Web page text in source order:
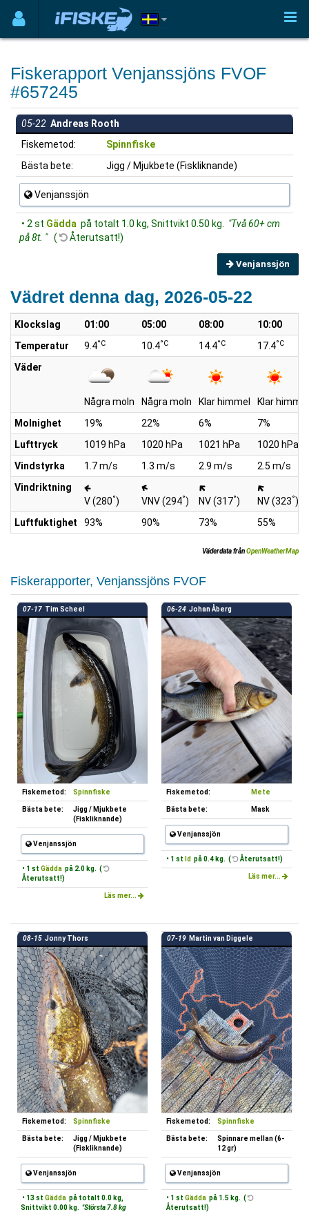
Fiskerapport Venjanssjöns FVOF
#657245
05-22 Andreas Rooth
Fiskemetod:
Spinnfiske
Bästa bete:
Jigg / Mjukbete (Fiskliknande)
Venjanssjön
• 2 st Gädda på totalt 1.0 kg, Snittvikt 0.50 kg.
"Två 60+ cm
på 8t. " ( Återutsatt!)
Venjanssjön
Vädret denna dag, 2026-05-22
Klockslag 01:00 05:00 08:00
10:00
Temperatur
9.4°C 10.4°C 14.4°C 17.4°C
Väder
Några moln Några moln Klar himmel
Klar himmel
Molnighet
19% 22% 6%
7%
Lufttryck
1019 hPa 1020 hPa 1021 hPa
1020 hPa
Vindstyrka
1.7 m/s 1.3 m/s 2.9 m/s
2.5 m/s
Vindriktning
V (280°) VNV (294°) NV (317°) NV (323°)
Luftfuktighet
93% 90% 73% 55%
Väderdata frånOpenWeatherMap
Fiskerapporter, Venjanssjöns FVOF
07-17 Tim Scheel
Fiskemetod: Spinnfiske
Bästa bete:
Jigg / Mjukbete
(Fiskliknande)
Venjanssjön
• 1 st Gädda på 2.0 kg. (
Återutsatt!)
Läs mer...
06-24 Johan Åberg
Fiskemetod: Mete
Bästa bete: Mask
Venjanssjön
• 1 st Id på 0.4 kg. ( Återutsatt!)
Läs mer...
08-15 Jonny Thors
Fiskemetod: Spinnfiske
Bästa bete:
Jigg / Mjukbete
(Fiskliknande)
Venjanssjön
• 13 st Gädda på totalt 0.0 kg,
Snittvikt 0.00 kg. "Största 7.8 kg
07-19 Martin van Diggele
Fiskemetod: Spinnfiske
Bästa bete:
Spinnare mellan (6-
12 gr)
Venjanssjön
• 1 st Gädda på 1.5 kg. (
Återutsatt!)